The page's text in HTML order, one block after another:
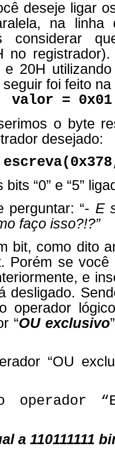
deseje ligar
na linha
considerar
no
20H
foi feito na
valor =
o byte
desejado:
“0” e “5”
perguntar: “- E
faço isso?!?”
bit, como dito
Porém se
e
desligado.
operador
“OU exclusivo
“OU
operador
a 110111111